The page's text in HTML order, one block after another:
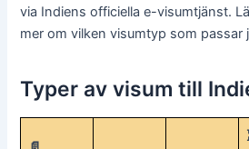
via Indiens officiella e-visumtjänst.
mer om vilken visumtyp som passar
Typer av visum till